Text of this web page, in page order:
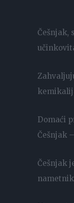
Češnjak,
Domaći
Češnjak
Češnjak